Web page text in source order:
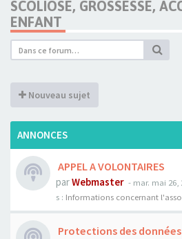
SCOLIOSE, GROSSESSE,
ENFANT
Nouveau sujet
ANNONCES
APPEL A VOLONTAIRES
parWebmaster - mar. mai 26,
s : Informations concernant
Protections des